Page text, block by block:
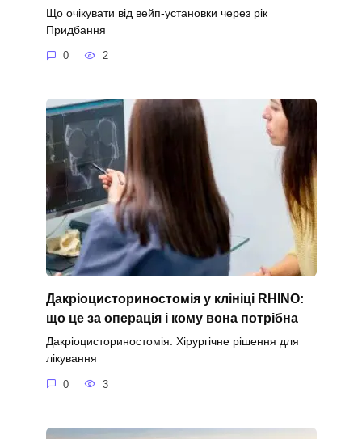
Що очікувати від вейп-установки через рік
Придбання
0 2
Дакріоцисториностомія у клініці RHINO:
що це за операція і кому вона потрібна
Дакріоцисториностомія: Хірургічне рішення для
лікування
0 3